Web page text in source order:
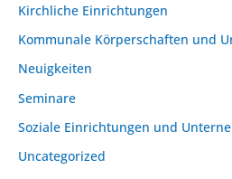
Kirchliche Einrichtungen
Kommunale Körperschaften und
Neuigkeiten
Seminare
Soziale Einrichtungen und
Uncategorized